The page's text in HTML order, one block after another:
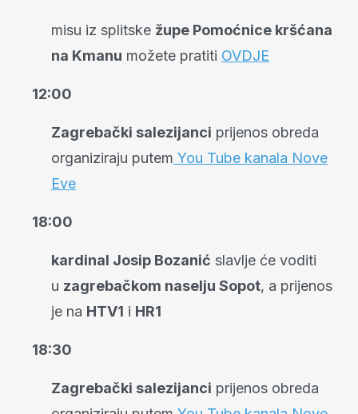
misu iz splitske župe Pomoćnice kršćana
na Kmanu možete pratiti OVDJE
12:00
Zagrebački salezijanci prijenos obreda
organiziraju putem You Tube kanala Nove
Eve
18:00
kardinal Josip Bozanić slavlje će voditi
u zagrebačkom naselju Sopot, a prijenos
je na HTV1 i HR1
18:30
Zagrebački salezijanci prijenos obreda